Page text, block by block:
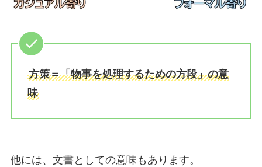
方策＝「物事を処理するための方段」の意
味
他には、文書としての意味もあります。